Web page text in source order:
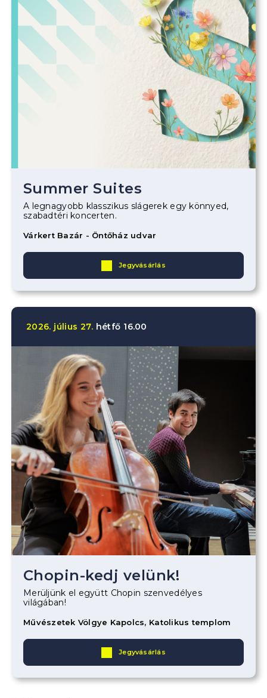
Summer Suites
A legnagyobb klasszikus slágerek egy könnyed,
szabadtéri koncerten.
Várkert Bazár - Öntőház udvar
Jegyvásárlás
2026. július 27. hétfő 16.00
Chopin-kedj velünk!
Merüljünk el együtt Chopin szenvedélyes
világában!
Művészetek Völgye Kapolcs, Katolikus templom
Jegyvásárlás